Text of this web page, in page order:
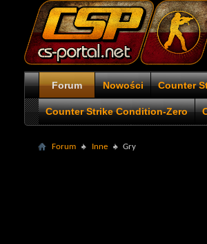
Forum Nowości Counter
Counter Strike Condition-Zero
Forum Inne Gry